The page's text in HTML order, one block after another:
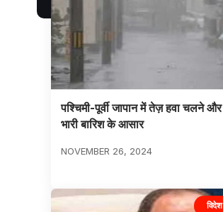
पश्चिमी-पूर्वी जापान में तेज़ हवा चलने और
भारी बारिश के आसार
NOVEMBER 26, 2024
विदेश